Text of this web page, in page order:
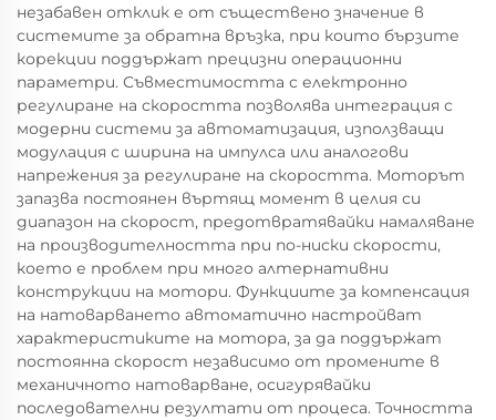
незабавен отклик е от съществено значение в
системите за обратна връзка, при които бързите
корекции поддържат прецизни операционни
параметри. Съвместимостта с електронно
регулиране на скоростта позволява интеграция с
модерни системи за автоматизация, използващи
модулация с ширина на импулса или аналогови
напрежения за регулиране на скоростта. Моторът
запазва постоянен въртящ момент в целия си
диапазон на скорост, предотвратявайки намаляване
на производителността при по-ниски скорости,
което е проблем при много алтернативни
конструкции на мотори. Функциите за компенсация
на натоварването автоматично настройват
характеристиките на мотора, за да поддържат
постоянна скорост независимо от промените в
механичното натоварване, осигурявайки
последователни резултати от процеса. Точността